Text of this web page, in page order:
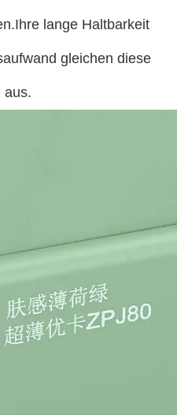
lange Haltbarkeit
gleichen diese
aus.